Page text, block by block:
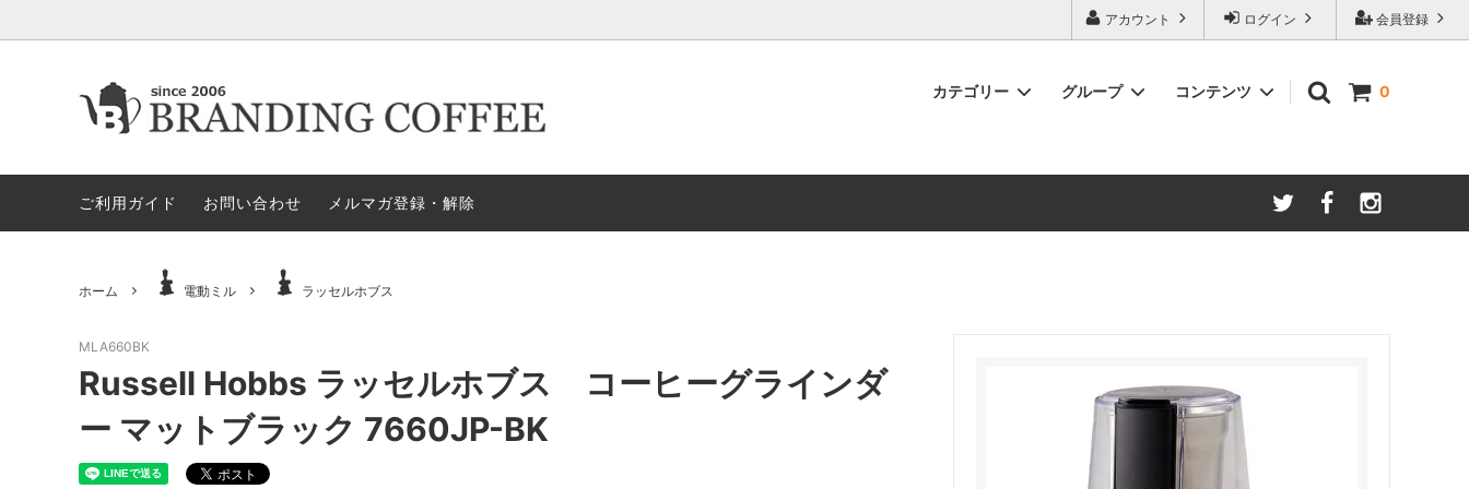
会員登録
ログイン
アカウント
0
カテゴリー
ロースター 生豆 手動ミル
電動ミル ペーパーフィルター ドリップケトル・ポット アイスコーヒー
モカ＝マキネッタ
ドリッパー＆サーバー（その他）
ペーパーホルダー
ドリッパー＆サーバー（Kalita カリ
タ）
エスプレッソ 紅茶関連
ドリッパー＆サーバー（HARIO ハ
一体型抽出器
グループ
セット商品 ハリオ新商品 HARIO/ハリオ Kalita/カリタ
GLOCAL STANDARD PRODUCTS
コンテンツ
ご利用ガイド お問い合わせ メルマガ登録・解除
ホーム 電動ミル ラッセルホブス
MLA660BK
Russell Hobbs ラッセルホブス コーヒーグラインダ
ー マットブラック 7660JP-BK